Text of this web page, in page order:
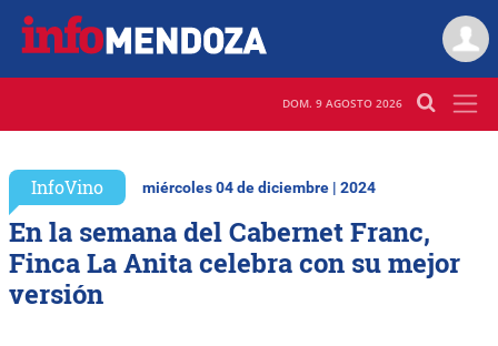
DOM. 9 AGOSTO 2026
InfoVino miércoles 04 de diciembre | 2024
En la semana del Cabernet Franc,
Finca La Anita celebra con su mejor
versión